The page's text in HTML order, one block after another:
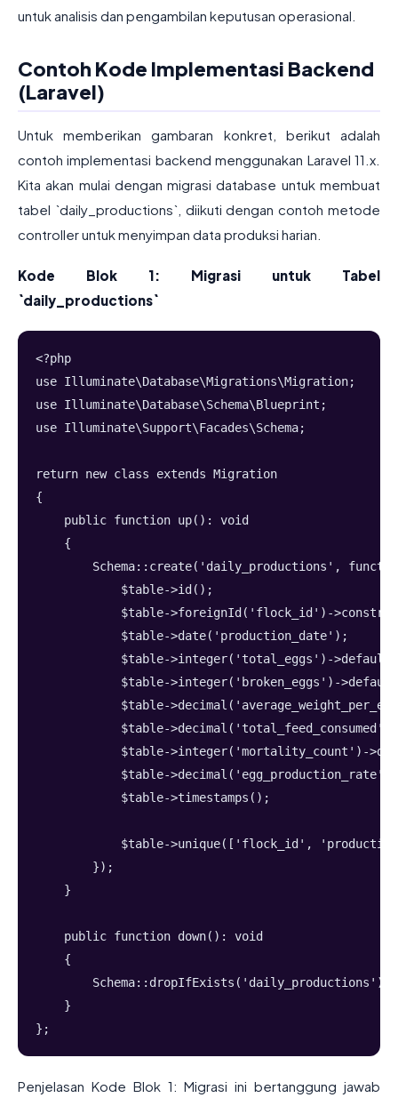
untuk analisis dan pengambilan keputusan operasional.
Contoh Kode Implementasi Backend
(Laravel)
Untuk memberikan gambaran konkret, berikut adalah
contoh implementasi backend menggunakan Laravel 11.x.
Kita akan mulai dengan migrasi database untuk membuat
tabel `daily_productions`, diikuti dengan contoh metode
controller untuk menyimpan data produksi harian.
Kode Blok 1: Migrasi untuk Tabel
`daily_productions`
<?php
use Illuminate\Database\Migrations\Migration;
use Illuminate\Database\Schema\Blueprint;
use Illuminate\Support\Facades\Schema;
return new class extends Migration
{
    public function up(): void
    {
Schema::create('daily_productions',
            $table->id();
$table->foreignId('flock_id')-
            $table->date('production_date');
$table->integer('total_eggs')-
$table->integer('broken_eggs')-
$table-
$table->decimal('total_feed_consumed',
$table->integer('mortality_count')-
$table-
            $table->timestamps();
$table->unique(['flock_id',
        });
    }
    public function down(): void
    {
        Schema::dropIfExists('daily_productions');
    }
};
Penjelasan Kode Blok 1: Migrasi ini bertanggung jawab